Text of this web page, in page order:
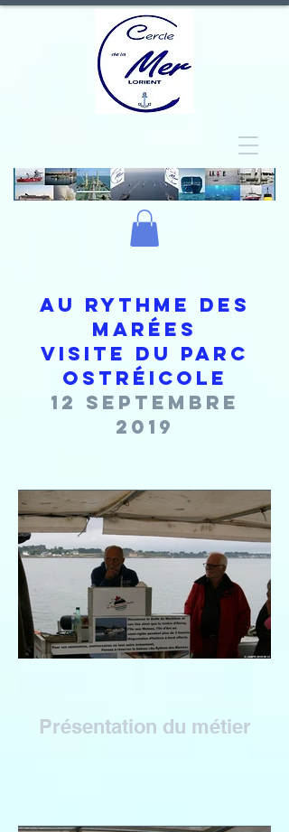
Au rythme des
marées
Visite du parc
ostréicole
12 Septembre
2019
Présentation du métier